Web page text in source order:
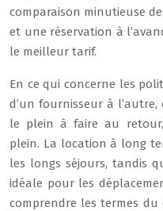
comparaison minutieuse
et une réservation à
le meilleur tarif.
En ce qui concerne les
d’un fournisseur à
le plein à faire au
plein. La location à long
les longs séjours, tandis
idéale pour les
comprendre les termes